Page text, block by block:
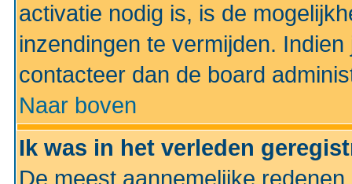
activatie nodig is, is de
inzendingen te vermijden.
contacteer dan de board
Naar boven
Ik was in het verleden
De meest aannemelijke